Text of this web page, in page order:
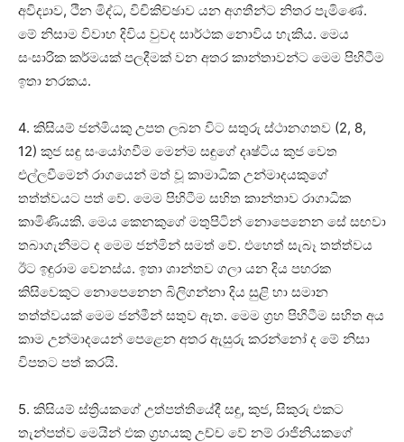
අවිද්‍යාව, ථින මිද්ධ, විචිකිච්ඡාව යන අගතීන්ට නිතර පැමිණේ.
මේ නිසාම විවාහ දිවිය වුවද සාර්ථක නොවිය හැකිය. මෙය
සංසාරික කර්මයක්‌ පලදීමක්‌ වන අතර කාන්තාවන්ට මෙම පිහිටීම
ඉතා නරකය.
4. කිසියම් ජන්මියකු උපත ලබන විට සතුරු ස්‌ථානගතව (2, 8,
12) කුජ සඳු සංයෝගවීම මෙන්ම සඳුගේ දෘෂ්ටිය කුජ වෙත
එල්ලවීමෙන් රාගයෙන් මත් වූ කාමාධික උන්මාදයකුගේ
තත්ත්වයට පත් වේ. මෙම පිහිටීම සහිත කාන්තාව රාගාධික
කාමිණියකි. මෙය කෙනකුගේ මතුපිටින් නොපෙනෙන සේ සඟවා
තබාගැනීමට ද මෙම ජන්මින් සමත් වේ. එහෙත් සැබෑ තත්ත්වය
ඊට ඉඳුරාම වෙනස්‌ය. ඉතා ශාන්තව ගලා යන දිය පහරක
කිසිවෙකුට නොපෙනෙන බිලිගන්නා දිය සුළි හා සමාන
තත්ත්වයක්‌ මෙම ජන්මීන් සතුව ඇත. මෙම ග්‍රහ පිහිටීම සහිත අය
කාම උන්මාදයෙන් පෙළෙන අතර ඇසුරු කරන්නෝ ද මේ නිසා
විපතට පත් කරයි.
5. කිසියම් ස්‌ත්‍රියකගේ උත්පත්තියේදී සඳු, කුජ, සිකුරු එකට
තැන්පත්ව මෙයින් එක ග්‍රහයකු උච්ච වේ නම් රාජිනියකගේ